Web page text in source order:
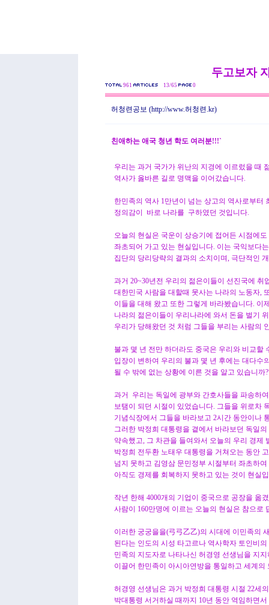
두고보자
961 13/65 0
허청련공보 (http://www.허청련.kr)
친애하는 애국 청년 학도 여러분!!!`
우리는 과거 국가가 위난의 지경에 이르렀을 때
역사가 옳바른 길로 명맥을 이어갔습니다.
한민족의 역사 1만년이 넘는 상고의 역사로부터
정의감이 바로 나라를 구하였던 것입니다.
오늘의 현실은 국운이 상승기에 접어든 시점에
좌초되어 가고 있는 현실입니다. 이는 국익보다
집단의 당리당략의 결과의 소치이며, 극단적인
과거 20~30년전 우리의 젊은이들이 선진국에
대한민국 사람을 대할때 못사는 나라의 노동자,
이들을 대해 왔고 또한 그렇게 바라봤습니다. 이
나라의 젊은이들이 우리나라에 와서 돈을 벌기
우리가 당해왔던 것 처럼 그들을 부리는 사람의
불과 몇 년 전만 하더라도 중국은 우리와 비교할
입장이 변하여 우리의 불과 몇 년 후에는 대다수
될 수 밖에 없는 상황에 이른 것을 알고 있습니까?
과거 우리는 독일에 광부와 간호사들을 파송하
보탬이 되던 시절이 있었습니다. 그들을 위로차
기념식장에서 그들을 바라보고 2시간 동안이나
그러한 박정희 대통령을 곁에서 바라보던 독일
약속했고, 그 차관을 들여와서 오늘의 우리 경제
박정희 전두환 노태우 대통령을 거쳐오는 동안
넘지 못하고 김영삼 문민정부 시절부터 좌초하
아직도 경제를 회복하지 못하고 있는 것이 현실
작년 한해 4000개의 기업이 중국으로 공장을 옮
사람이 160만명에 이르는 오늘의 현실은 참으로
이러한 궁궁을을(弓弓乙乙)의 시대에 이민족의
된다는 인도의 시성 타고르나 역사학자 토인비
민족의 지도자로 나타나신 허경영 선생님을 지
이끌어 한민족이 아시아연방을 통일하고 세계
허경영 선생님은 과거 박정희 대통령 시절 22세
박대통령 서거하실 때까지 10년 동안 역임하면